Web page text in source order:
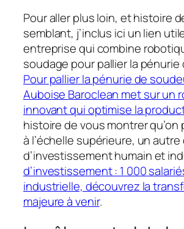
Pour aller plus loin, et histoire
semblant, j’inclus ici un lien
entreprise qui combine
soudage pour pallier la
Pour pallier la pénurie de
Auboise Baroclean met sur un
innovant qui optimise la
histoire de vous montrer
à l’échelle supérieure, un
d’investissement humain et
d’investissement : 1 000
industrielle, découvrez la
majeure à venir.